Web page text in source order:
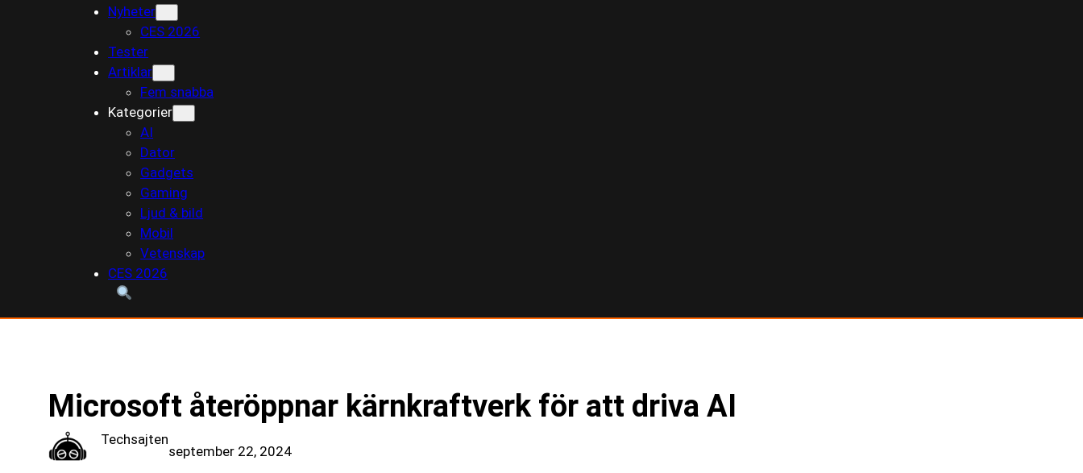
Nyheter
CES 2026
Tester
Artiklar
Fem snabba
Kategorier
AI
Dator
Gadgets
Gaming
Ljud & bild
Mobil
Vetenskap
CES 2026
Microsoft återöppnar kärnkraftverk för att driva AI
Techsajten
september 22, 2024